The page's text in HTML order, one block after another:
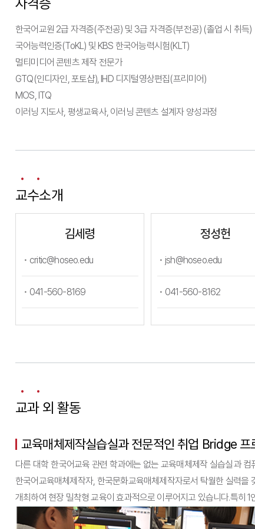
한국어교원 2급 자격증(주전공) 및 3급 자격증(부전공) (졸업 시 취득)
국어능력인증(ToKL) 및 KBS 한국어능력시험(KLT)
멀티미디어 콘텐츠 제작 전문가
GTQ(인디자인, 포토샵), IHD 디지털영상편집(프리미어)
MOS, ITQ
이러닝 지도사, 평생교육사, 이러닝 콘텐츠 설계자 양성과정
교수소개
김세령
critic@hoseo.edu
041-560-8169
정성헌
jsh@hoseo.edu
041-560-8162
교과 외 활동
교육매체제작실습실과 전문적인 취업 Bridge 프
다른 대학 한국어교육 관련 학과에는 없는 교육매체제작 실습실과
한국어교육매체제작자, 한국문화교육매체제작자로서 탁월한 실력
개최하여 현장 밀착형 교육이 효과적으로 이루어지고 있습니다.특히